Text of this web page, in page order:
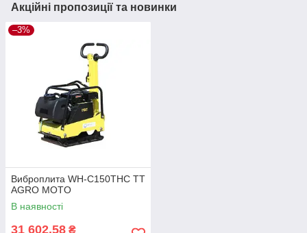
Акційні пропозиції та новинки
–3%
Виброплита WH-C150THC TT
AGRO MOTO
В наявності
31 602,58 ₴